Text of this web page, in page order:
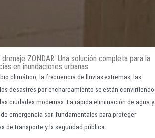
ZONDAR: Una solución completa para la
en inundaciones urbanas
climático, la frecuencia de lluvias extremas, las
desastres por encharcamiento se están convirtiendo
ciudades modernas. La rápida eliminación de agua y
emergencia son fundamentales para proteger
de transporte y la seguridad pública.